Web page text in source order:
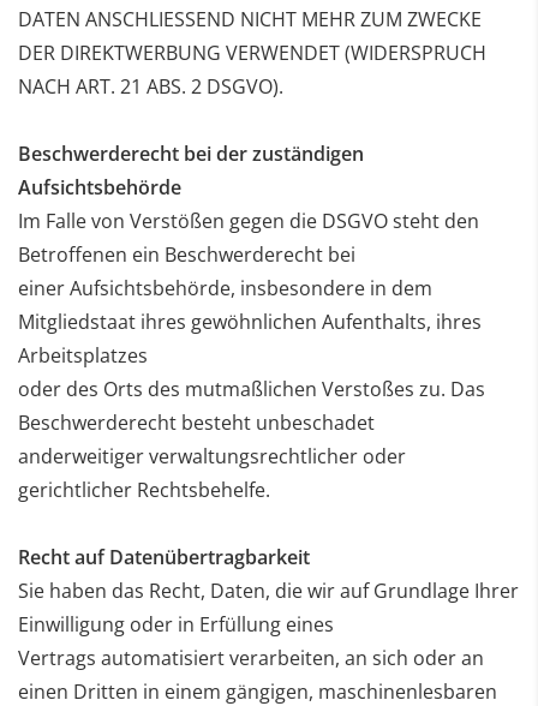
DATEN ANSCHLIESSEND NICHT MEHR ZUM ZWECKE
DER DIREKTWERBUNG VERWENDET (WIDERSPRUCH
NACH ART. 21 ABS. 2 DSGVO).
Beschwerderecht bei der zuständigen
Aufsichtsbehörde
Im Falle von Verstößen gegen die DSGVO steht den
Betroffenen ein Beschwerderecht bei
einerAufsichtsbehörde, insbesondere in dem
Mitgliedstaat ihres gewöhnlichen Aufenthalts, ihres
Arbeitsplatzes
oder des Orts des mutmaßlichen Verstoßes zu. Das
Beschwerderecht besteht unbeschadet
anderweitigerverwaltungsrechtlicher oder
gerichtlicher Rechtsbehelfe.
Recht auf Datenübertragbarkeit
Sie haben das Recht, Daten, die wir auf Grundlage Ihrer
Einwilligung oder in Erfüllung eines
Vertrags automatisiert verarbeiten, an sich oder an
einen Dritten in einem gängigen, maschinenlesbaren